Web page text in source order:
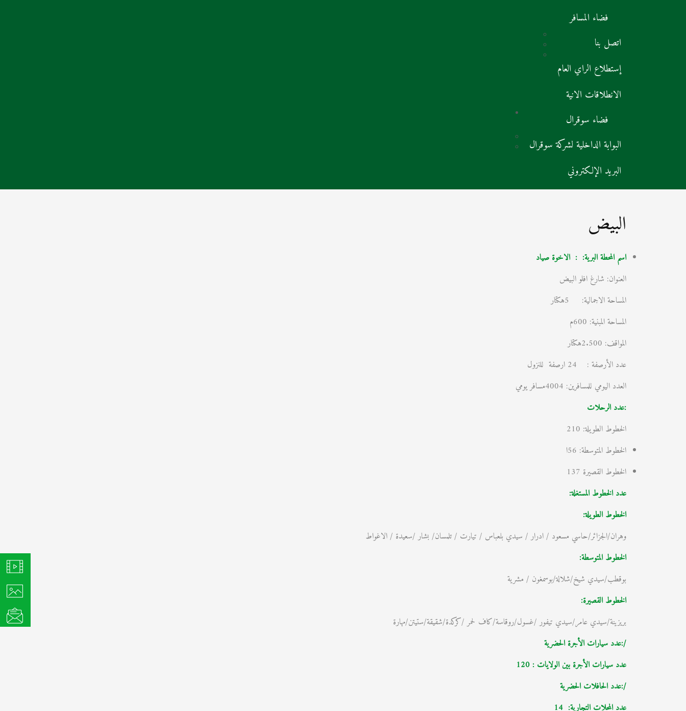
فضاء المسافر
اتصل بنا
إستطلاع الراي العام
الانطلاقات الانية
فضاء سوقرال
البوابة الداخلية لشركة سوقرال
البريد الإلكتروني
البيض
اسم المحطة البرية: : الاخوة صياد
العنوان: شارغ افلو البيض
المساحة الاجمالية: 5هكتار
المساحة المبنية: 600م
المواقف: 2.500هكتار
عدد الأرصفة : 24 ارصفة للنزول
العدد اليومي للمسافرين: 4004مسافر يومي
:عدد الرحلات
الخطوط الطويلة: 210
الخطوط المتوسطة: 56ا
الخطوط القصيرة 137
عدد الخطوط المستغلة:
الخطوط الطويلة:
وهران/الجزائر/حاسي مسعود / ادرار / سيدي بلعباس / تيارت / تلمسان/ بشار /سعيدة / الاغواط
الخطوط المتوسطة:
بوقطب/سيدي شيخ/شلالة/بوسمغون / مشرية
الخطوط القصيرة:
بريزينة/سيدي عامر/سيدي تيفور /غسول/روقاسة/كاف لحمر /كركدة/شقيقة/ستيتن/مهارة
/:عدد سيارات الأجرة الحضرية
عدد سيارات الأجرة بين الولايات : 120
/:عدد الحافلات الحضرية
عدد المحلات التجارية: 14